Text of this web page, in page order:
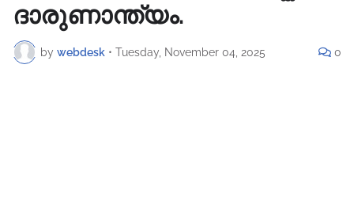
ദാരുണാന്ത്യം.
by webdesk • Tuesday, November 04, 2025 0